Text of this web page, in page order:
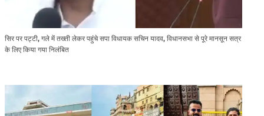
सिर पर पट्टी, गले में तख्ती लेकर पहुंचे सपा विधायक सचिन यादव, विधानसभा से पूरे मानसून सत्र
के लिए किया गया निलंबित